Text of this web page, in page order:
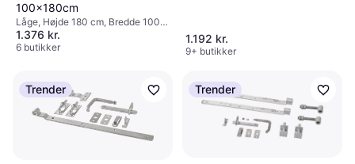
100x180cm
Låge, Højde 180 cm, Bredde 100
cm
1.376 kr.
6 butikker
1.192 kr.
9+ butikker
Trender Trender